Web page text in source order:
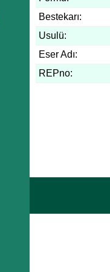
Bestekarı:
Usulü:
Eser Adı:
REPno: